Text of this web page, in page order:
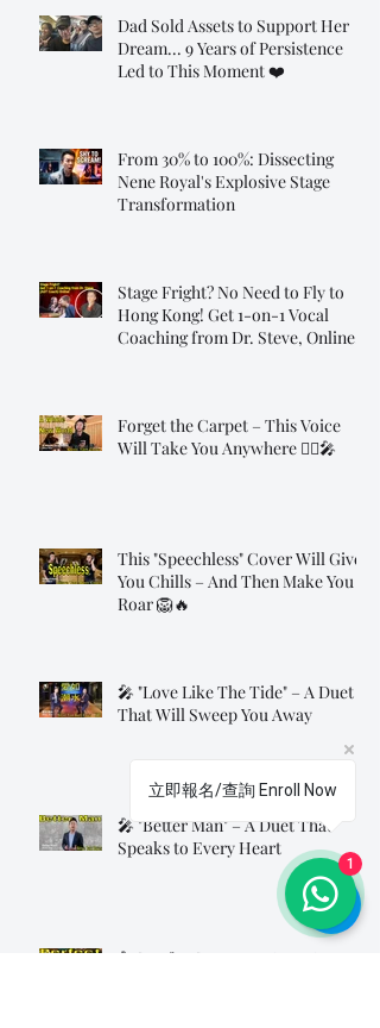
Dad Sold Assets to Support Her
Dream... 9 Years of Persistence
Led to This Moment ❤️
From 30% to 100%: Dissecting
Nene Royal's Explosive Stage
Transformation
Stage Fright? No Need to Fly to
Hong Kong! Get 1-on-1 Vocal
Coaching from Dr. Steve, Online!
Forget the Carpet – This Voice
Will Take You Anywhere 🧞‍♂️🎤
This "Speechless" Cover Will Give
You Chills – And Then Make You
Roar 🦁🔥
🎤 "Love Like The Tide" – A Duet
That Will Sweep You Away
🎤 "Better Man" – A Duet That
Speaks to Every Heart
🎤 "Perfect" – A Love Song Sung
立即報名/查詢 Enroll Now
1